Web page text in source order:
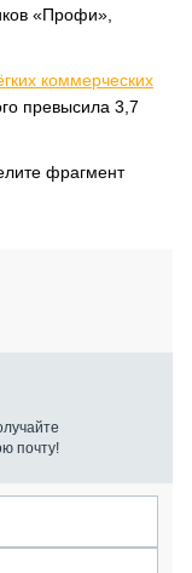
«Профи»,
коммерческих
превысила 3,7
фрагмент
почту!